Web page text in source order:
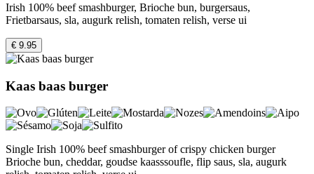
Irish 100% beef smashburger, Brioche bun, burgersaus,
Frietbarsaus, sla, augurk relish, tomaten relish, verse ui
€ 9.95
Kaas baas burger
Single Irish 100% beef smashburger of crispy chicken burger
Brioche bun, cheddar, goudse kaasssoufle, flip saus, sla, augurk